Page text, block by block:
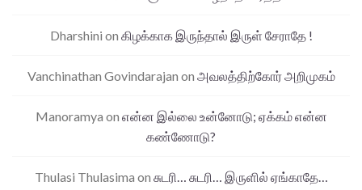
Dharshini on கிழக்காக இருந்தால் இருள் சேராதே !
Vanchinathan Govindarajan on அவலத்திற்கோர் அறிமுகம்
Manoramya on என்ன இல்லை உன்னோடு; ஏக்கம் என்ன
கண்ணோடு?
Thulasi Thulasima on சுடரி… சுடரி… இருளில் ஏங்காதே…